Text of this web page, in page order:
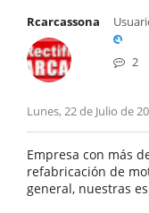
Rcarcassona
2
Lunes, 22 de Julio de
Empresa con más
refabricación de
general, nuestras